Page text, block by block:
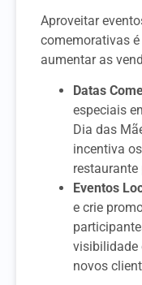
Aproveitar
comemorativas
aumentar as
Datas
especiais
Dia das
incentiva
restaurante
Eventos
e crie
visibilidade
novos